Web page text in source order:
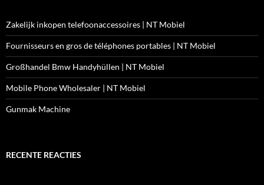
Zakelijk inkopen telefoonaccessoires | NT Mobiel
Fournisseurs en gros de téléphones portables | NT Mobiel
Großhandel Bmw Handyhüllen | NT Mobiel
Mobile Phone Wholesaler | NT Mobiel
Gunmak Machine
RECENTE REACTIES